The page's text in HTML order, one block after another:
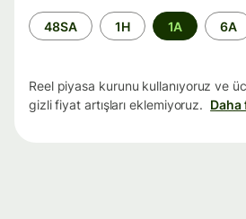
Zaman
aralığı
48SA 1H 1A 6A
Reel piyasa kurunu kullanıyoruz ve
gizli fiyat artışları eklemiyoruz. Daha